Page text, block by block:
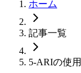
ホーム
記事一覧
5-ARIの使